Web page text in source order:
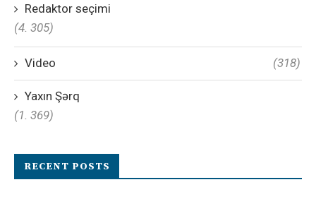
Redaktor seçimi
(4. 305)
Video (318)
Yaxın Şərq
(1. 369)
RECENT POSTS